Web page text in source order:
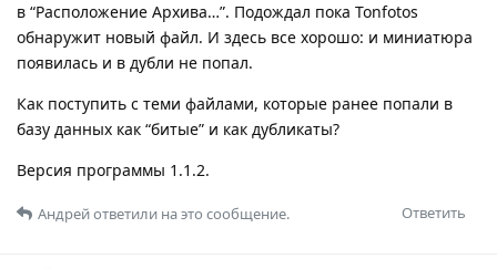
в “Расположение Архива…”. Подождал пока Tonfotos
обнаружит новый файл. И здесь все хорошо: и миниатюра
появилась и в дубли не попал.
Как поступить с теми файлами, которые ранее попали в
базу данных как “битые” и как дубликаты?
Версия программы 1.1.2.
Ответить
Андрейответили на это сообщение.